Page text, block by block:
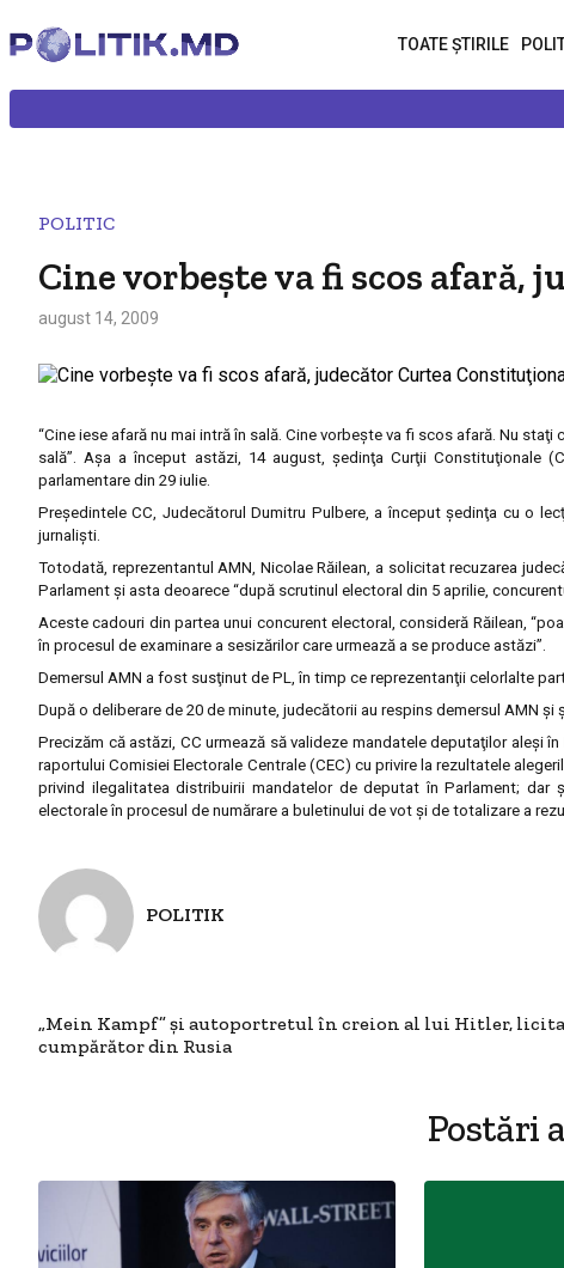
TOATE ȘTIRILE
POLITIC
Cine vorbeşte va fi scos
august 14, 2009
“Cine iese afară nu mai intră în sală. Cine vorbeşte va fi scos afară. Nu
sală”. Aşa a început astăzi, 14 august, şedinţa Curţii Constituţionale
parlamentare din 29 iulie.
Preşedintele CC, Judecătorul Dumitru Pulbere, a început şedinţa cu o
jurnalişti.
Totodată, reprezentantul AMN, Nicolae Răilean, a solicitat recuzarea
Parlament şi asta deoarece “după scrutinul electoral din 5 aprilie,
Aceste cadouri din partea unui concurent electoral, consideră Răilean,
în procesul de examinare a sesizărilor care urmează a se produce astăzi”.
Demersul AMN a fost susţinut de PL, în timp ce reprezentanţii celorlalte
După o deliberare de 20 de minute, judecătorii au respins demersul AMN
Precizăm că astăzi, CC urmează să valideze mandatele deputaţilor aleşi
raportului Comisiei Electorale Centrale (CEC) cu privire la rezultatele
privind ilegalitatea distribuirii mandatelor de deputat în Parlament; dar
electorale în procesul de numărare a buletinului de vot şi de totalizare a
POLITIK
„Mein Kampf” şi autoportretul în creion al lui Hitler,
cumpărător din Rusia
Postări